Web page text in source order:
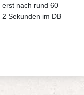
erst nach rund 60
Sekunden im DB